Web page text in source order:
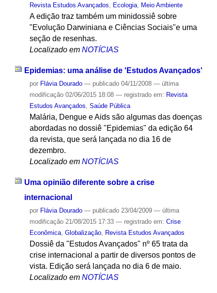
Revista Estudos Avançados, Ecologia, Meio Ambiente
A edição traz também um minidossiê sobre
"Evolução Darwiniana e Ciências Sociais"e uma
seção de resenhas.
Localizado em NOTÍCIAS
Epidemias: uma análise de 'Estudos Avançados'
por Flávia Dourado — publicado04/11/2008 — última
modificação02/06/2015 18:08 — registrado em: Revista
Estudos Avançados, Saúde Pública
Malária, Dengue e Aids são algumas das doenças
abordadas no dossiê "Epidemias" da edição 64
da revista, que será lançada no dia 16 de
dezembro.
Localizado em NOTÍCIAS
Uma opinião diferente sobre a crise
internacional
por Flávia Dourado — publicado23/04/2009 — última
modificação21/08/2015 17:33 — registrado em: Crise
Econômica, Globalização, Revista Estudos Avançados
Dossiê da "Estudos Avançados" nº 65 trata da
crise internacional a partir de diversos pontos de
vista. Edição será lançada no dia 6 de maio.
Localizado em NOTÍCIAS